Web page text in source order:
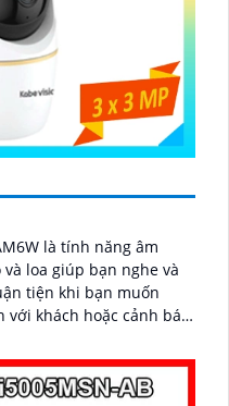
là tính năng âm
loa giúp bạn nghe và
tiện khi bạn muốn
khách hoặc cảnh báo
pháp giám sát thông
quả